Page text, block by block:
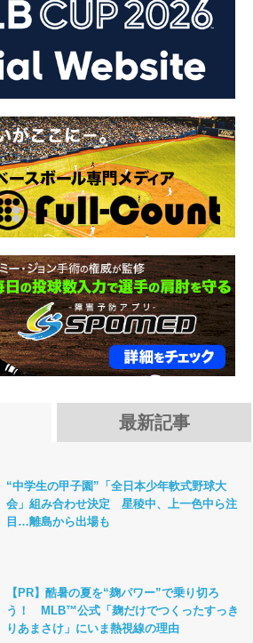
最新記事
“中学生の甲子園”「全日本少年軟式野球大
会」組み合わせ決定 星稜中、上一色中ら注
目…離島から出場も
【PR】酷暑の夏を“麹パワー”で乗り切ろ
う！ MLB™公式「麹だけでつくったすっき
りあまさけ」にいま熱視線の理由